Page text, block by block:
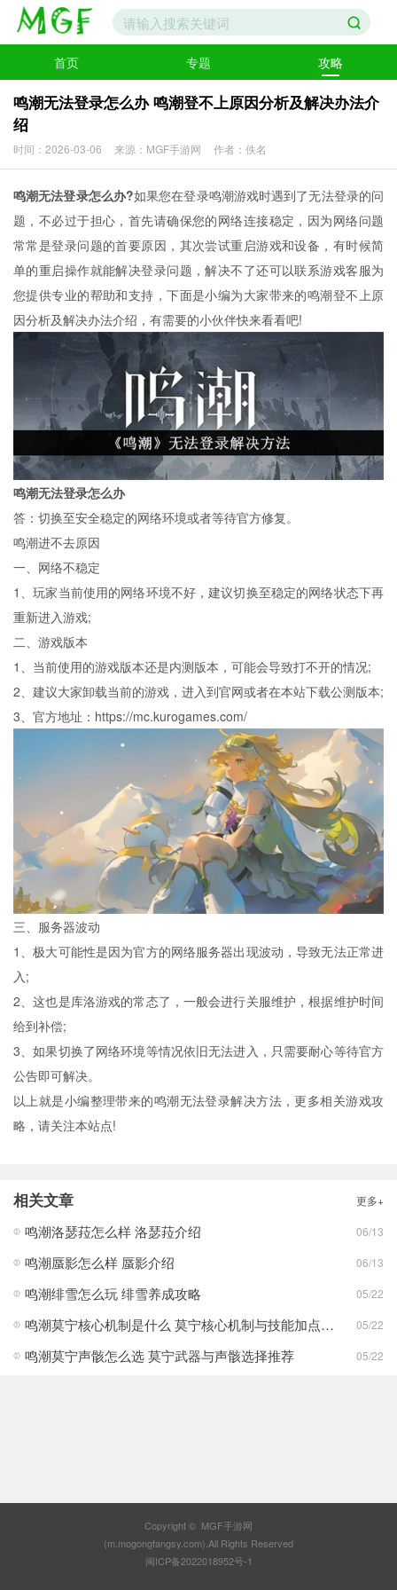
首页 专题 攻略
鸣潮无法登录怎么办 鸣潮登不上原因分析及解决办法介
绍
时间：2026-03-06 来源：MGF手游网 作者：佚名
鸣潮无法登录怎么办?如果您在登录鸣潮游戏时遇到了无法登录的问
题，不必过于担心，首先请确保您的网络连接稳定，因为网络问题
常常是登录问题的首要原因，其次尝试重启游戏和设备，有时候简
单的重启操作就能解决登录问题，解决不了还可以联系游戏客服为
您提供专业的帮助和支持，下面是小编为大家带来的鸣潮登不上原
因分析及解决办法介绍，有需要的小伙伴快来看看吧!
鸣潮无法登录怎么办
答：切换至安全稳定的网络环境或者等待官方修复。
鸣潮进不去原因
一、网络不稳定
1、玩家当前使用的网络环境不好，建议切换至稳定的网络状态下再
重新进入游戏;
二、游戏版本
1、当前使用的游戏版本还是内测版本，可能会导致打不开的情况;
2、建议大家卸载当前的游戏，进入到官网或者在本站下载公测版本;
3、官方地址： https://mc.kurogames.com/
三、服务器波动
1、极大可能性是因为官方的网络服务器出现波动，导致无法正常进
入;
2、这也是库洛游戏的常态了，一般会进行关服维护，根据维护时间
给到补偿;
3、如果切换了网络环境等情况依旧无法进入，只需要耐心等待官方
公告即可解决。
以上就是小编整理带来的鸣潮无法登录解决方法，更多相关游戏攻
略，请关注本站点!
相关文章 更多+
鸣潮洛瑟菈怎么样 洛瑟菈介绍 06/13
鸣潮蜃影怎么样 蜃影介绍 06/13
鸣潮绯雪怎么玩 绯雪养成攻略 05/22
鸣潮莫宁核心机制是什么 莫宁核心机制与技能加点推荐 05/22
鸣潮莫宁声骸怎么选 莫宁武器与声骸选择推荐 05/22
Copyright © MGF手游网
(m.mogongfangsy.com).All Rights Reserved
闽ICP备2022018952号-1